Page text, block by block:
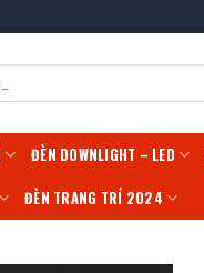
ĐÈN DOWNLIGHT – LED
ĐÈN TRANG TRÍ 2024